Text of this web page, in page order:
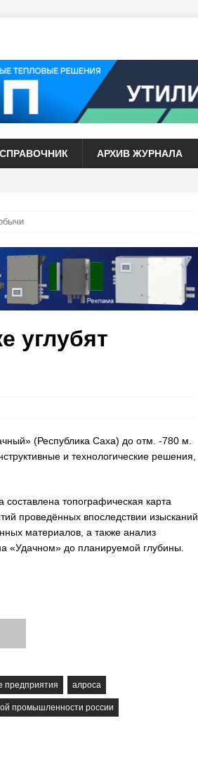
СПРАВОЧНИК АРХИВ ЖУРНАЛА
углубят
(Республика Саха) до отм. -780 м.
и технологические решения,
топографическая карта
проведённых впоследствии изысканий
материалов, а также анализ
«Удачном» до планируемой глубины.
алроса
промышленности россии